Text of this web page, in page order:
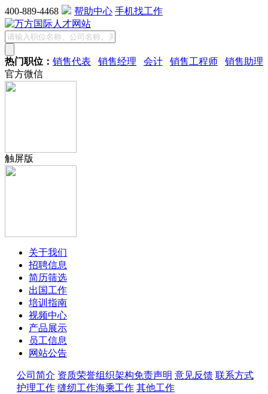
400-889-4468 帮助中心 手机找工作
热门职位： 销售代表 销售经理 会计 销售工程师
销售助理
官方微信
触屏版
关于我们
招聘信息
简历筛选
出国工作
培训指南
视频中心
产品展示
员工信息
网站公告
公司简介 资质荣誉组织架构免责声明 意见反馈 联系方式
护理工作 缝纫工作海乘工作 其他工作